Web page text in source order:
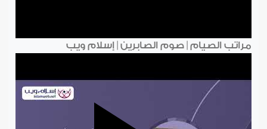
مراتب الصيام | صوم الصابرين | إسلام ويب